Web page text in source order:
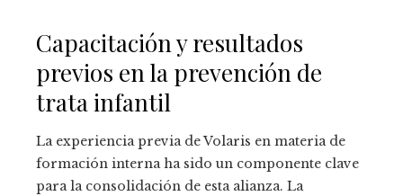
Capacitación y resultados
previos en la prevención de
trata infantil
La experiencia previa de Volaris en materia de
formación interna ha sido un componente clave
para la consolidación de esta alianza. La